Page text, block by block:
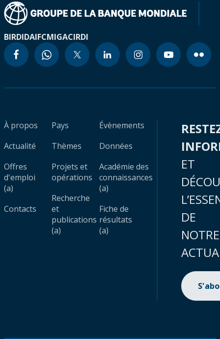
BIRDIDAIFCMIGACIRDI
À propos
Actualité
Offres
d'emploi
(a)
Contacts
Pays
Thèmes
Projets et
opérations
Recherche
et
publications
(a)
Évènements
Données
Académie des
connaissances
(a)
Fiche de
résultats
(a)
ET
DE
NOTRE